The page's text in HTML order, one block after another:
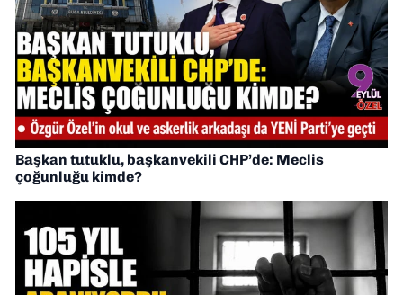
Başkan tutuklu, başkanvekili CHP’de: Meclis
çoğunluğu kimde?